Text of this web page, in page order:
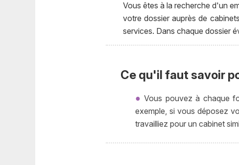
Vous êtes à la recherche d'un
votre dossier auprès de
services. Dans chaque dossier
Ce qu'il faut savoir
Vous pouvez à chaque
exemple, si vous déposez
travailliez pour un cabinet